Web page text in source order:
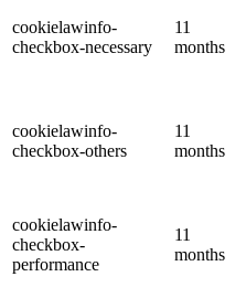
cookielawinfo-
checkbox-necessary
11
months
cookielawinfo-
checkbox-others
11
months
cookielawinfo-
checkbox-
performance
11
months